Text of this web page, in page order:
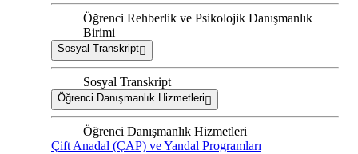
Öğrenci Rehberlik ve Psikolojik Danışmanlık
Birimi
Sosyal Transkript
Sosyal Transkript
Öğrenci Danışmanlık Hizmetleri
Öğrenci Danışmanlık Hizmetleri
Çift Anadal (ÇAP) ve Yandal Programları